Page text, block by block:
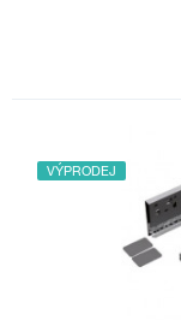
VÝPRODEJ